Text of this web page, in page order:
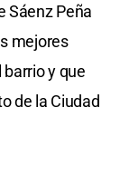
Sáenz Peña
mejores
y que
de la Ciudad